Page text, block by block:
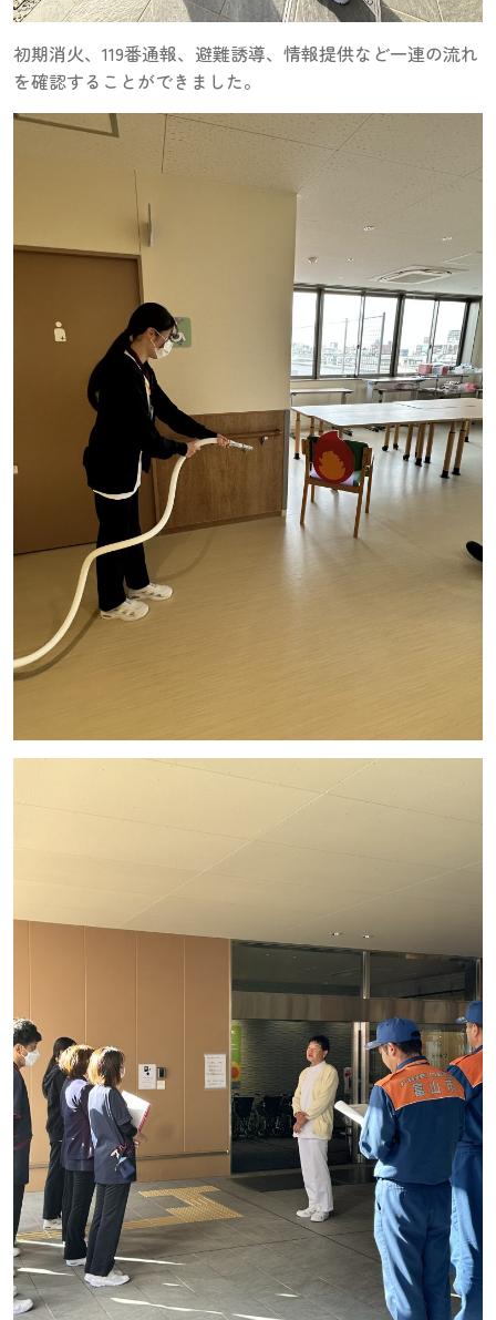
初期消火、119番通報、避難誘導、情報提供など一連の流れ
を確認することができました。